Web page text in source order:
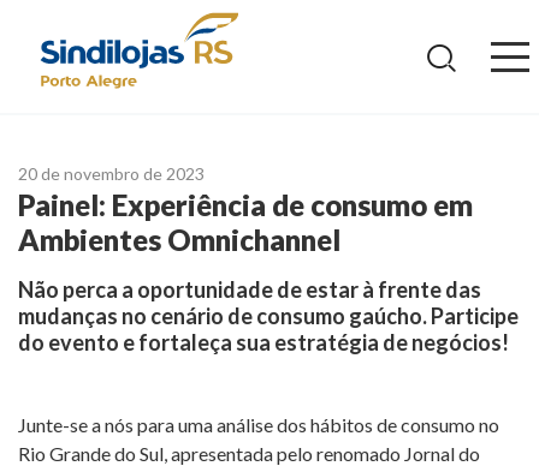
20 de novembro de 2023
Painel: Experiência de consumo em
Ambientes Omnichannel
Não perca a oportunidade de estar à frente das
mudanças no cenário de consumo gaúcho. Participe
do evento e fortaleça sua estratégia de negócios!
Junte-se a nós para uma análise dos hábitos de consumo no
Rio Grande do Sul, apresentada pelo renomado Jornal do